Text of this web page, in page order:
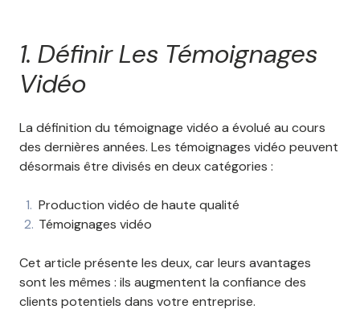
1. Définir Les Témoignages
Vidéo
La définition du témoignage vidéo a évolué au cours
des dernières années. Les témoignages vidéo peuvent
désormais être divisés en deux catégories :
Production vidéo de haute qualité
Témoignages vidéo
Cet article présente les deux, car leurs avantages
sont les mêmes : ils augmentent la confiance des
clients potentiels dans votre entreprise.